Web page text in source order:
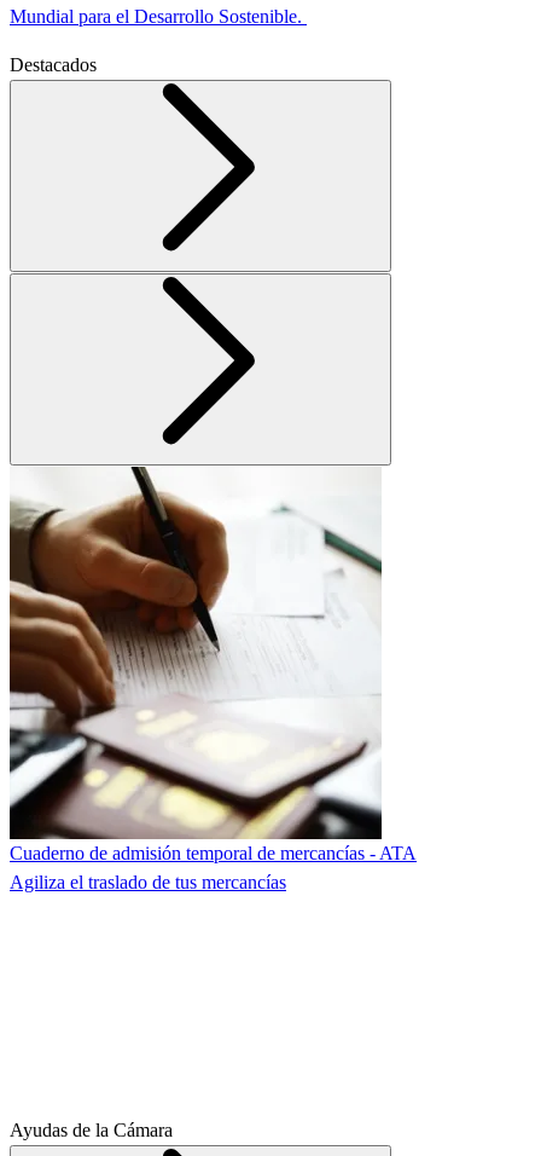
Mundial para el Desarrollo Sostenible.
Destacados
Cuaderno de admisión temporal de mercancías - ATA
Agiliza el traslado de tus mercancías
Ayudas de la Cámara